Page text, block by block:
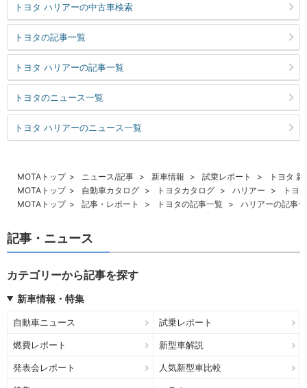
トヨタ ハリアーの中古車検索
トヨタの記事一覧
トヨタ ハリアーの記事一覧
トヨタのニュース一覧
トヨタ ハリアーのニュース一覧
MOTAトップ ニュース/記事 新車情報 試乗レポート
トヨタ
MOTAトップ
自動車カタログ トヨタカタログ ハリアー
トヨ
MOTAトップ
記事・レポート トヨタの記事一覧 ハリアーの記事
記事・ニュース
カテゴリーから記事を探す
新車情報・特集
自動車ニュース 試乗レポート
燃費レポート 新型車解説
発表会レポート 人気新型車比較